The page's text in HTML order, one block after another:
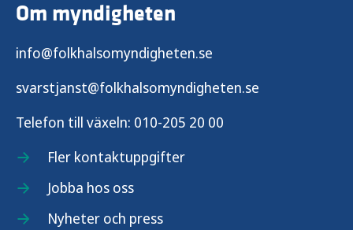
Om myndigheten
info@folkhalsomyndigheten.se
svarstjanst@folkhalsomyndigheten.se
Telefon till växeln: 010-205 20 00
Fler kontaktuppgifter
Jobba hos oss
Nyheter och press